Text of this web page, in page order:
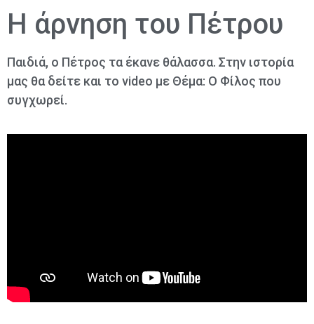
Η άρνηση του Πέτρου​
Παιδιά, ο Πέτρος τα έκανε θάλασσα. Στην ιστορία
μας θα δείτε και το video με Θέμα: Ο Φίλος που
συγχωρεί.